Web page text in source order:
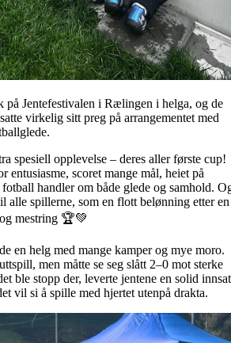
på Jentefestivalen i Rælingen i helga, og de
virkelig sitt preg på arrangementet med
spesiell opplevelse – deres aller første cup!
entusiasme, scoret mange mål, heiet på
handler om både glede og samhold.
alle spillerne, som en flott belønning etter en
mestring 🏆💚
en helg med mange kamper og mye moro.
men måtte se seg slått 2–0 mot sterke
ble stopp der, leverte jentene en solid
vil si å spille med hjertet utenpå drakta.